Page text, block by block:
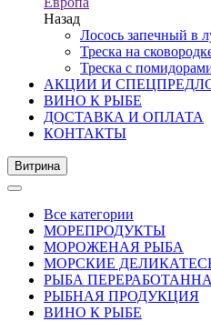
Назад
Лосось запечный в
Треска на
Треска с
АКЦИИ И
ВИНО К РЫБЕ
ДОСТАВКА И ОПЛАТА
КОНТАКТЫ
Витрина
Все категории
МОРЕПРОДУКТЫ
МОРОЖЕНАЯ РЫБА
МОРСКИЕ
РЫБА
РЫБНАЯ ПРОДУКЦИЯ
ВИНО К РЫБЕ